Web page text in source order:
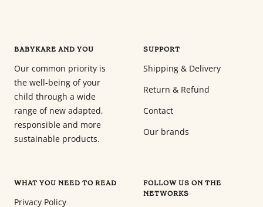
BABYKARE AND YOU
Our common priority is
the well-being of your
child through a wide
range of new adapted,
responsible and more
sustainable products.
SUPPORT
Shipping & Delivery
Return & Refund
Contact
Our brands
WHAT YOU NEED TO READ
Privacy Policy
FOLLOW US ON THE
NETWORKS